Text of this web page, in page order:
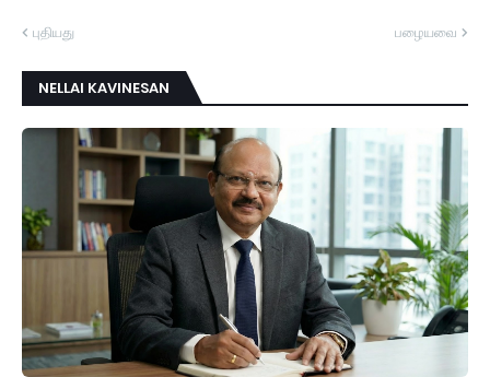
புதியது பழையவை
NELLAI KAVINESAN